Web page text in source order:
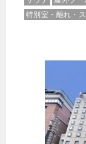
【選べるお部
10,920円
特別室・離れ・